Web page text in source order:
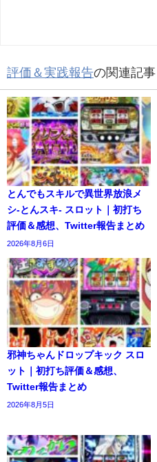
評価＆実践報告の関連記事
とんでもスキルで異世界放浪メ
シ-とんスキ- スロット｜初打ち
評価＆感想、Twitter報告まとめ
2026年8月6日
邪神ちゃんドロップキック スロ
ット｜初打ち評価＆感想、
Twitter報告まとめ
2026年8月5日